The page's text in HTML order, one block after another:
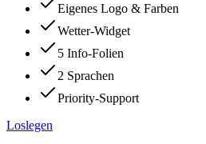
Eigenes Logo & Farben
Wetter-Widget
5 Info-Folien
2 Sprachen
Priority-Support
Loslegen